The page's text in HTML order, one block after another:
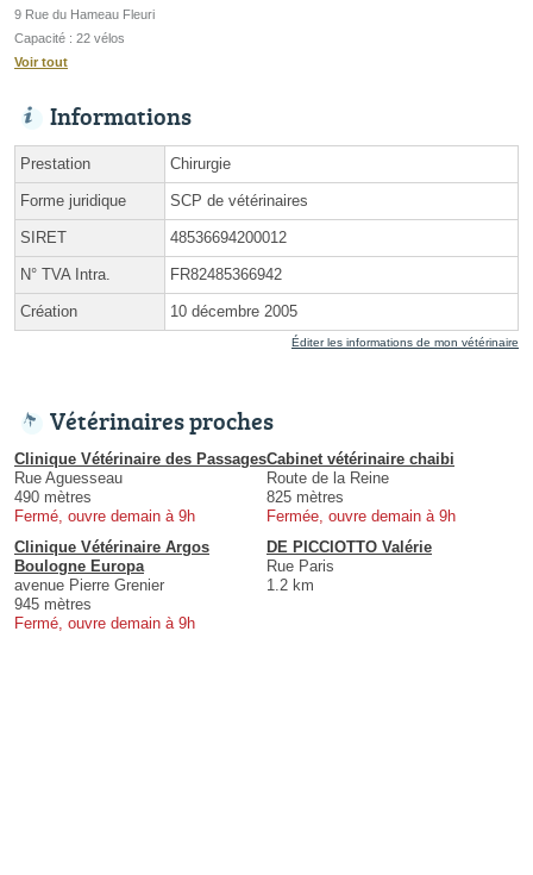
9 Rue du Hameau Fleuri
Capacité : 22 vélos
Voir tout
Informations
Prestation Chirurgie
Forme juridique SCP de vétérinaires
SIRET 48536694200012
N° TVA Intra. FR82485366942
Création 10 décembre 2005
Éditer les informations de mon vétérinaire
Vétérinaires proches
Clinique Vétérinaire des Passages
Rue Aguesseau
490 mètres
Fermé, ouvre demain à 9h
Cabinet vétérinaire chaibi
Route de la Reine
825 mètres
Fermée, ouvre demain à 9h
Clinique Vétérinaire Argos
Boulogne Europa
avenue Pierre Grenier
945 mètres
Fermé, ouvre demain à 9h
DE PICCIOTTO Valérie
Rue Paris
1.2 km